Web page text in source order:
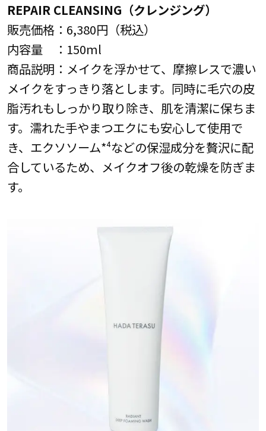
REPAIR CLEANSING（クレンジング）
販売価格：6,380円（税込）
内容量 ：150ml
商品説明：メイクを浮かせて、摩擦レスで濃い
メイクをすっきり落とします。同時に毛穴の皮
脂汚れもしっかり取り除き、肌を清潔に保ちま
す。濡れた手やまつエクにも安心して使用で
き、エクソソーム*⁴などの保湿成分を贅沢に配
合しているため、メイクオフ後の乾燥を防ぎま
す。